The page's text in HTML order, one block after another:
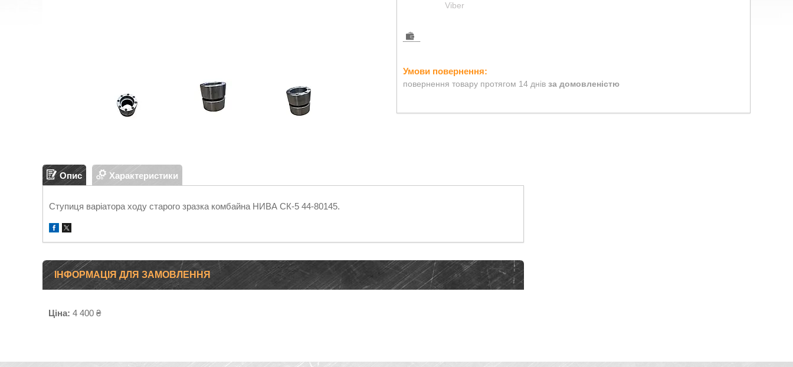
Viber
повернення товару протягом 14 днів за домовленістю
Опис Характеристики
Ступиця варіатора ходу старого зразка комбайна НИВА СК-5 44-80145.
ІНФОРМАЦІЯ ДЛЯ ЗАМОВЛЕННЯ
Ціна: 4 400 ₴